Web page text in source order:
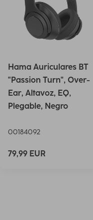
Hama Auriculares BT
"Passion Turn", Over-
Ear, Altavoz, EQ,
Plegable, Negro
00184092
79,99 EUR